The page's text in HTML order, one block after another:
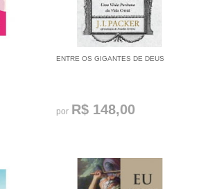
ENTRE OS GIGANTES DE DEUS
por R$ 148,00